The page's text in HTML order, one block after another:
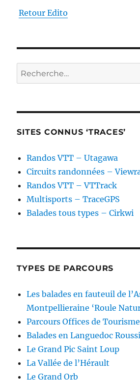
Retour Edito
Recherche
pour :
SITES CONNUS ‘TRACES’
Randos VTT – Utagawa
Circuits randonnées –
Randos VTT – VTTrack
Multisports – TraceGPS
Balades tous types – Cirkwi
TYPES DE PARCOURS
Les balades en fauteuil de
Montpellieraine ‘Roule
Parcours Offices de
Balades en Languedoc
Le Grand Pic Saint Loup
La Vallée de l’Hérault
Le Grand Orb